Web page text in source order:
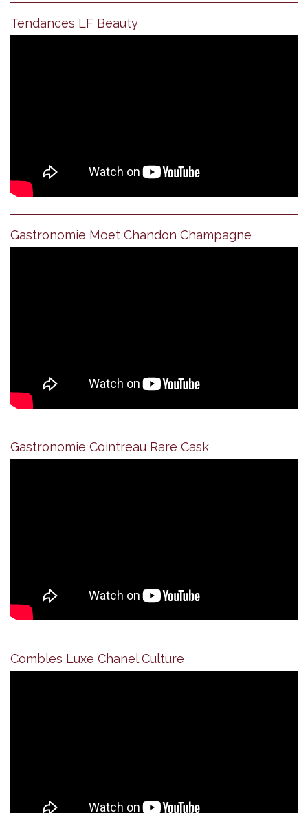
Tendances LF Beauty
Gastronomie Moet Chandon Champagne
Gastronomie Cointreau Rare Cask
Combles Luxe Chanel Culture